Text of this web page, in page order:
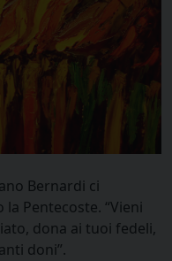
Bernardi ci
Pentecoste. “Vieni
dona ai tuoi fedeli,
doni”.